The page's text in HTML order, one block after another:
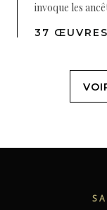
invoque les
37